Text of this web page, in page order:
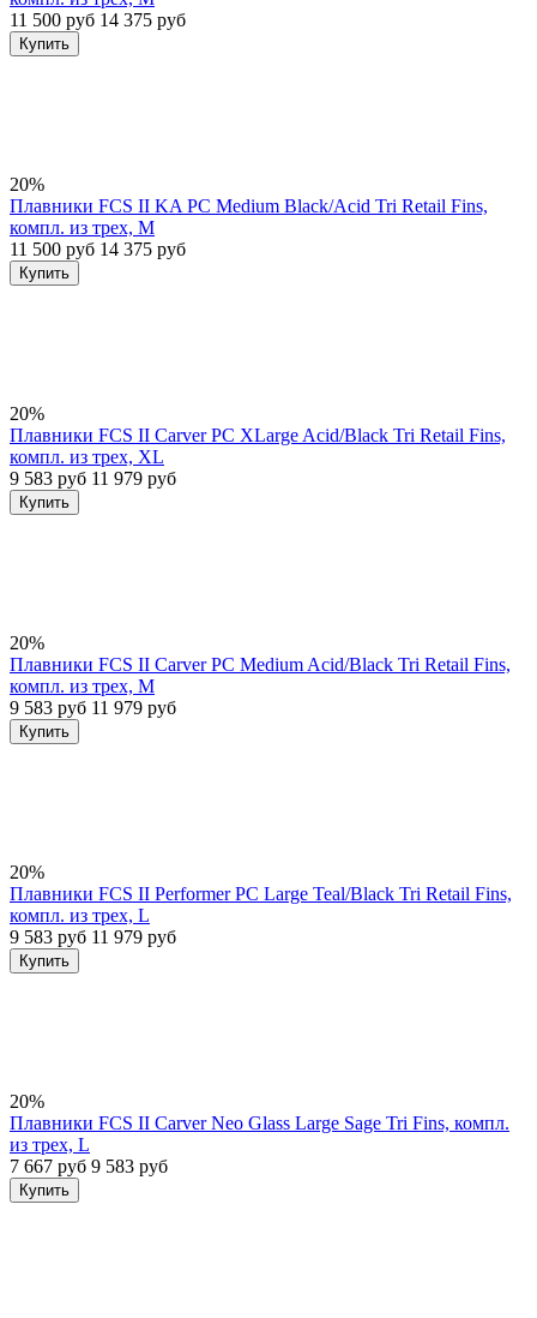
11 500 руб 14 375 руб
Купить
20%
Плавники FCS II KA PC Medium Black/Acid Tri Retail Fins,
компл. из трех, M
11 500 руб 14 375 руб
Купить
20%
Плавники FCS II Carver PC XLarge Acid/Black Tri Retail Fins,
компл. из трех, XL
9 583 руб 11 979 руб
Купить
20%
Плавники FCS II Carver PC Medium Acid/Black Tri Retail Fins,
компл. из трех, M
9 583 руб 11 979 руб
Купить
20%
Плавники FCS II Performer PC Large Teal/Black Tri Retail Fins,
компл. из трех, L
9 583 руб 11 979 руб
Купить
20%
Плавники FCS II Carver Neo Glass Large Sage Tri Fins, компл.
из трех, L
7 667 руб 9 583 руб
Купить